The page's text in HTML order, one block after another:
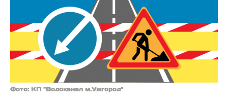
Фото: КП "Водоканал м.Ужгород"